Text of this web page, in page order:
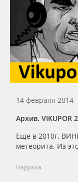
Oracal 641
Orajet 3640
Плёнка
ПЭТ листовой
ПЭТ бэклит
Вспененный ПВХ
14 февраля 2014
Архив. VIKUPOR
Еще в 2010г.
метеорита. Из
Наружка